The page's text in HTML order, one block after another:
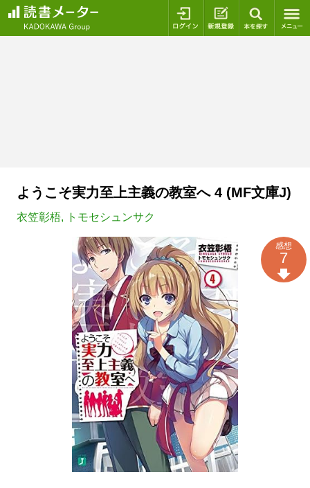
ログイン 新規登録
ようこそ実力至上主義の教室へ 4 (MF文庫J)
衣笠彰梧, トモセシュンサク
感想
7